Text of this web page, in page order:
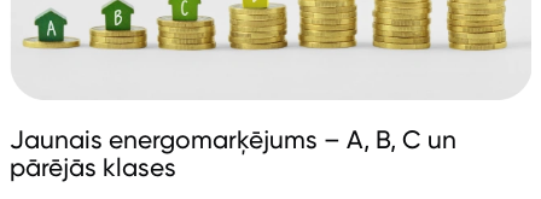
Ražotāju atjaunota tehnika
Vēlmju saraksts
Jaunais energomarķējums – A, B, C un
pārējās klases